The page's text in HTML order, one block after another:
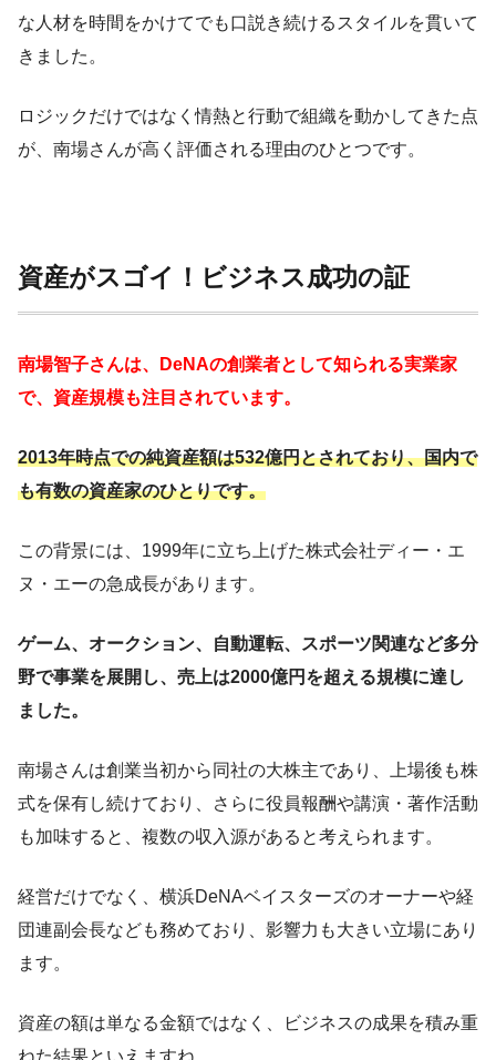
な人材を時間をかけてでも口説き続けるスタイルを貫いて
きました。
ロジックだけではなく情熱と行動で組織を動かしてきた点
が、南場さんが高く評価される理由のひとつです。
資産がスゴイ！ビジネス成功の証
南場智子さんは、DeNAの創業者として知られる実業家
で、資産規模も注目されています。
2013年時点での純資産額は532億円とされており、国内で
も有数の資産家のひとりです。
この背景には、1999年に立ち上げた株式会社ディー・エ
ヌ・エーの急成長があります。
ゲーム、オークション、自動運転、スポーツ関連など多分
野で事業を展開し、売上は2000億円を超える規模に達し
ました。
南場さんは創業当初から同社の大株主であり、上場後も株
式を保有し続けており、さらに役員報酬や講演・著作活動
も加味すると、複数の収入源があると考えられます。
経営だけでなく、横浜DeNAベイスターズのオーナーや経
団連副会長なども務めており、影響力も大きい立場にあり
ます。
資産の額は単なる金額ではなく、ビジネスの成果を積み重
ねた結果といえますね。